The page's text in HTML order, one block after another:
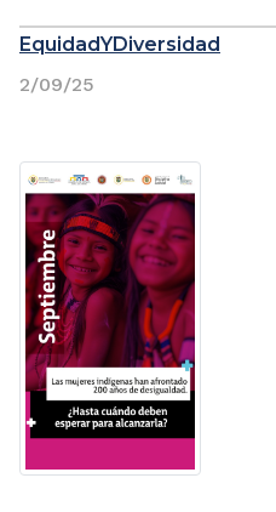
EquidadYDiversidad
2/09/25